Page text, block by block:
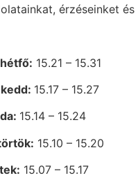
érzéseinket
15.21 – 15.31
15.17 – 15.27
15.14 – 15.24
15.10 – 15.20
15.07 – 15.17